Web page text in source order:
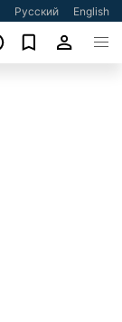
Русский English